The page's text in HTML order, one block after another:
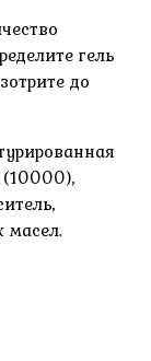
гель
до
масел.